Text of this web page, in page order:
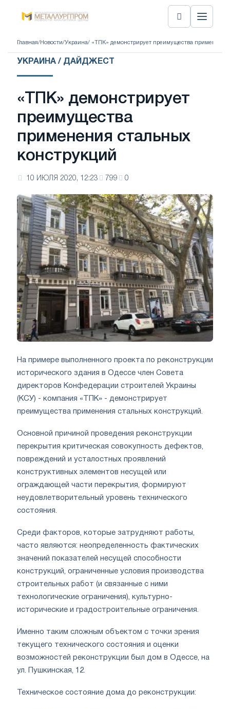
Главная/ Новости/Украина/ «ТПК» демонстрирует преимущества применения
УКРАИНА / ДАЙДЖЕСТ
«ТПК» демонстрирует
преимущества
применения стальных
конструкций
10 ИЮЛЯ 2020, 12:23 799 0
На примере выполненного проекта по реконструкции
исторического здания в Одессе член Совета
директоров Конфедерации строителей Украины
(КСУ) - компания «ТПК» - демонстрирует
преимущества применения стальных конструкций.
Основной причиной проведения реконструкции
перекрытия критическая совокупность дефектов,
повреждений и усталостных проявлений
конструктивных элементов несущей или
ограждающей части перекрытия, формируют
неудовлетворительный уровень технического
состояния.
Среди факторов, которые затрудняют работы,
часто являются: неопределенность фактических
значений показателей несущей способности
конструкций, ограниченные условия производства
строительных работ (и связанные с ними
технологические ограничения), культурно-
исторические и градостроительные ограничения.
Именно таким сложным объектом с точки зрения
текущего технического состояния и оценки
возможностей реконструкции был дом в Одессе, на
ул. Пушкинская, 12.
Техническое состояние дома до реконструкции: